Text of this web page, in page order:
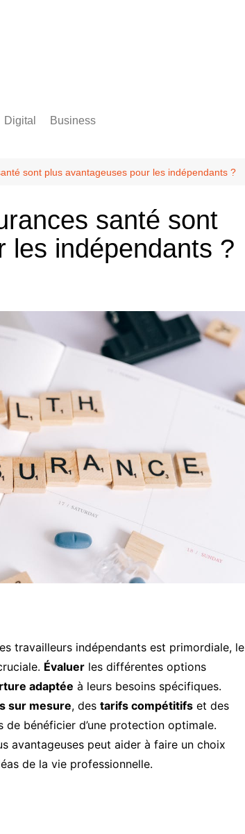
Digital Business
sont plus avantageuses pour les indépendants ?
santé sont
les indépendants ?
travailleurs indépendants est primordiale, le
Évaluer les différentes options
adaptée à leurs besoins spécifiques.
sur mesure, des tarifs compétitifs et des
bénéficier d’une protection optimale.
avantageuses peut aider à faire un choix
de la vie professionnelle.